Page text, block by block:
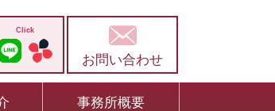
お問い合わせ
事務所概要